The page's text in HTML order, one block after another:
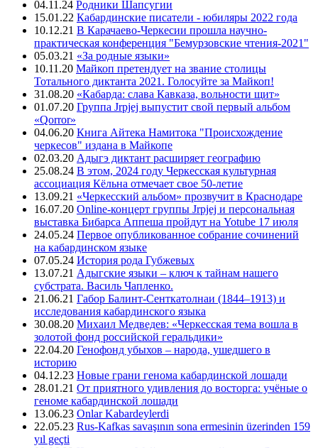
04.11.24 Родники Шапсугии
15.01.22 Кабардинские писатели - юбиляры 2022 года
10.12.21 В Карачаево-Черкесии прошла научно-
практическая конференция "Бемурзовские чтения-2021"
05.03.21 «За родные языки»
10.11.20 Майкоп претендует на звание столицы
Тотального диктанта 2021. Голосуйте за Майкоп!
31.08.20 «Кабарда: слава Кавказа, вольности щит»
01.07.20 Группа Jrpjej выпустит свой первый альбом
«Qorror»
04.06.20 Книга Айтека Намитока "Происхождение
черкесов" издана в Майкопе
02.03.20 Адыгэ диктант расширяет географию
25.08.24 В этом, 2024 году Черкесская культурная
ассоциация Кёльна отмечает свое 50-летие
13.09.21 «Черкесский альбом» прозвучит в Краснодаре
16.07.20 Online-концерт группы Jrpjej и персональная
выставка Бибарса Аппеша пройдут на Yotube 17 июля
24.05.24 Первое опубликованное собрание сочинений
на кабардинском языке
07.05.24 История рода Губжевых
13.07.21 Адыгские языки – ключ к тайнам нашего
субстрата. Василь Чапленко.
21.06.21 Габор Балинт-Сенткатолнаи (1844–1913) и
исследования кабардинского языка
30.08.20 Михаил Медведев: «Черкесская тема вошла в
золотой фонд российской геральдики»
22.04.20 Генофонд убыхов – народа, ушедшего в
историю
04.12.23 Новые грани генома кабардинской лошади
28.01.21 От приятного удивления до восторга: учёные о
геноме кабардинской лошади
13.06.23 Onlar Kabardeylerdi
22.05.23 Rus-Kafkas savaşının sona ermesinin üzerinden 159
yıl geçti